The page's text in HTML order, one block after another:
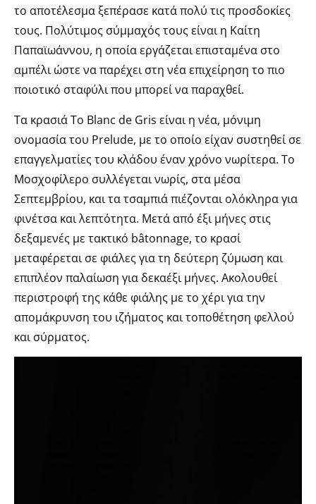
το αποτέλεσμα ξεπέρασε κατά πολύ τις προσδοκίες
τους. Πολύτιμος σύμμαχός τους είναι η Καίτη
Παπαϊωάννου, η οποία εργάζεται επισταμένα στο
αμπέλι ώστε να παρέχει στη νέα επιχείρηση το πιο
ποιοτικό σταφύλι που μπορεί να παραχθεί.
Τα κρασιά Το Blanc de Gris είναι η νέα, μόνιμη
ονομασία του Prelude, με το οποίο είχαν συστηθεί σε
επαγγελματίες του κλάδου έναν χρόνο νωρίτερα. Το
Μοσχοφίλερο συλλέγεται νωρίς, στα μέσα
Σεπτεμβρίου, και τα τσαμπιά πιέζονται ολόκληρα για
φινέτσα και λεπτότητα. Μετά από έξι μήνες στις
δεξαμενές με τακτικό bâtonnage, το κρασί
μεταφέρεται σε φιάλες για τη δεύτερη ζύμωση και
επιπλέον παλαίωση για δεκαέξι μήνες. Ακολουθεί
περιστροφή της κάθε φιάλης με το χέρι για την
απομάκρυνση του ιζήματος και τοποθέτηση φελλού
και σύρματος.